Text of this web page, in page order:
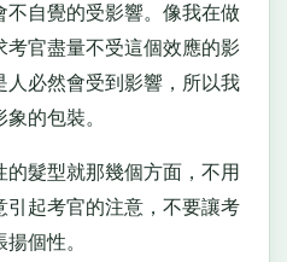
自覺的受影響。像我在做
官盡量不受這個效應的影
必然會受到影響，所以我
的包裝。
髮型就那幾個方面，不用
引起考官的注意，不要讓考
個性。